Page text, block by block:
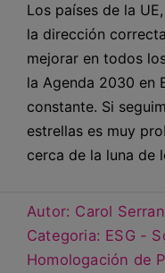
Los países de la
la dirección
mejorar en todos
la Agenda 2030 en
constante. Si
estrellas es muy
cerca de la luna de
Autor: Carol
Categoria: ESG -
Homologación de